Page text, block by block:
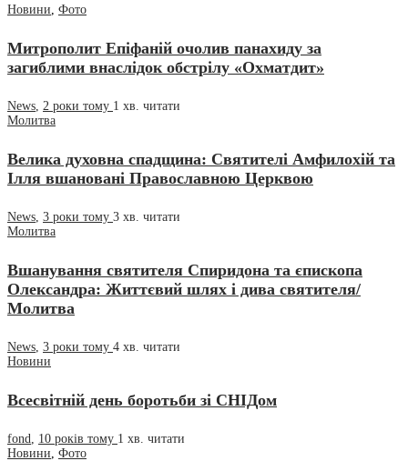
Новини, Фото
Митрополит Епіфаній очолив панахиду за
загиблими внаслідок обстрілу «Охматдит»
News, 2 роки тому 1 хв. читати
Молитва
Велика духовна спадщина: Святителі Амфилохій та
Ілля вшановані Православною Церквою
News, 3 роки тому 3 хв. читати
Молитва
Вшанування святителя Спиридона та єпископа
Олександра: Життєвий шлях і дива святителя/
Молитва
News, 3 роки тому 4 хв. читати
Новини
Всесвітній день боротьби зі СНІДом
fond 10 років тому 1 хв. читати
Новини Фото